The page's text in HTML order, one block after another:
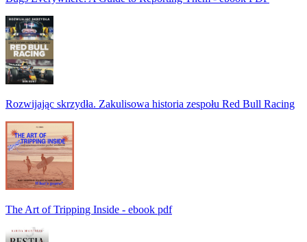
Rozwijając skrzydła. Zakulisowa historia zespołu Red Bull Racing
The Art of Tripping Inside - ebook pdf